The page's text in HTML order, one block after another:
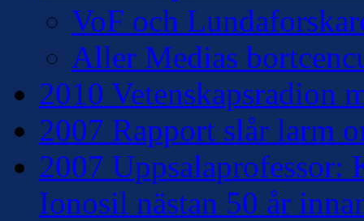
VoF och
Aller Medias
2010 Vetenskapsradion
2007 Rapport slår larm
2007 Uppsalaprofessor:
Ionosil nästan 50 år